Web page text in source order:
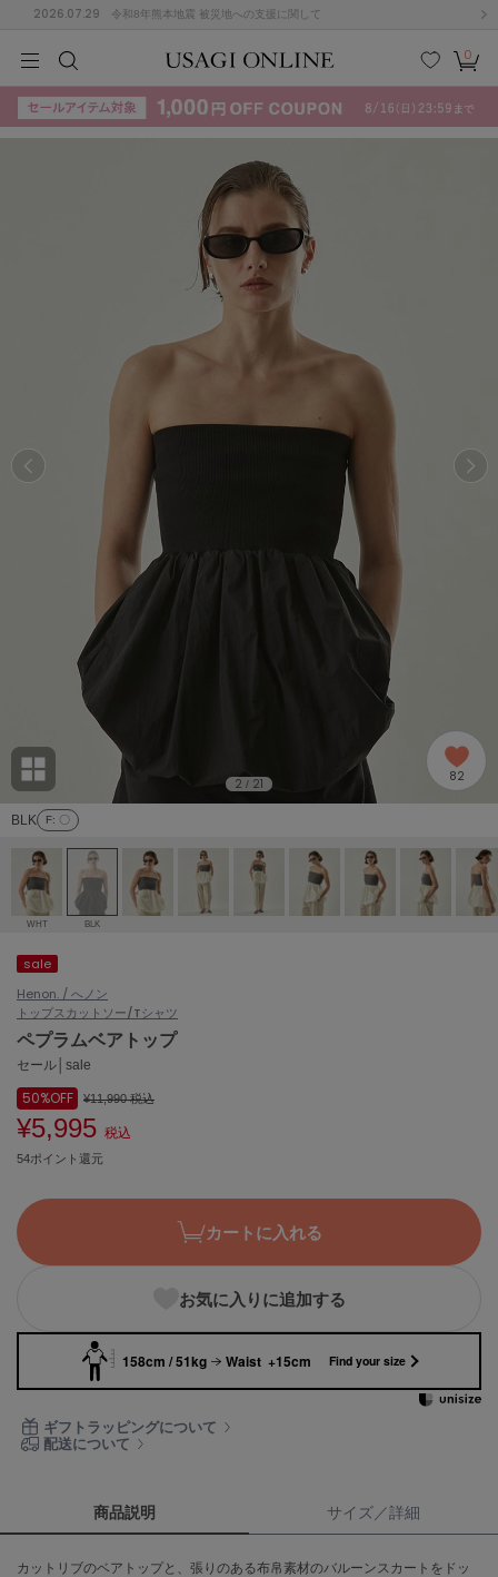
2026.07.29 令和8年熊本地震 被災地への支援に関して
検索
お気
に入
カー
ト
0
KIDSBABYBEAUTYLIFE STYLE
(715)
ョン雑貨 (865)
/ランジェリー (127)
ェア (121)
(124)
KIDSBABYBEAUTYLIFE STYLE
F
M N
T
Z
ACYM
アシーム
adidas by Stella McCartney
アディダス バイ ステラマッカートニー
ALLISON BROWN
アリソンブラウン
Ame no chi Hare
アメノチハレ
AMOMMA
アモマ
ánuans
アニュアンス
ànuke
アンヌーク
ASICS
アシックス
Ballelite
バレリット
バンドリヤー
Barbour
バブアー
ビヨンドクローゼット
Calvin Klein
カルバン・クライン
BLK F: 〇
2 / 21 82
WHT BLK
sale
Henon. / へノン
トップスカットソー/Tシャツ
ペプラムベアトップ
セール│sale
50%OFF ¥11,990税込
¥5,995 税込
54ポイント還元
カートに入れる
お気に入りに追加する
158cm / 51kg Waist +15cm Find your size
ギフトラッピングについて
配送について
商品説明 サイズ／詳細
カットリブのベアトップと、張りのある布帛素材のバルーンスカートをドッ